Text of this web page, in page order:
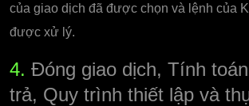
của giao dịch đã được chọn và lệnh của
được xử lý.
4. Đóng giao dịch, Tính
trả, Quy trình thiết lập và